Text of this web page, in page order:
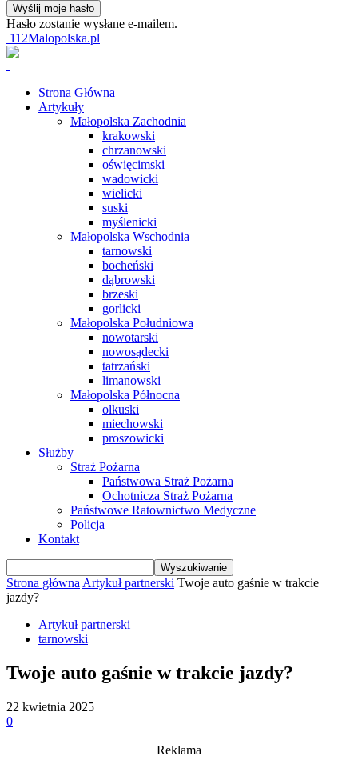
Hasło zostanie wysłane e-mailem.
112Malopolska.pl
Strona Główna
Artykuły
Małopolska Zachodnia
krakowski
chrzanowski
oświęcimski
wadowicki
wielicki
suski
myślenicki
Małopolska Wschodnia
tarnowski
bocheński
dąbrowski
brzeski
gorlicki
Małopolska Południowa
nowotarski
nowosądecki
tatrzański
limanowski
Małopolska Północna
olkuski
miechowski
proszowicki
Służby
Straż Pożarna
Państwowa Straż Pożarna
Ochotnicza Straż Pożarna
Państwowe Ratownictwo Medyczne
Policja
Kontakt
Strona główna Artykuł partnerski Twoje auto gaśnie w trakcie
jazdy?
Artykuł partnerski
tarnowski
Twoje auto gaśnie w trakcie jazdy?
22 kwietnia 2025
0
Reklama